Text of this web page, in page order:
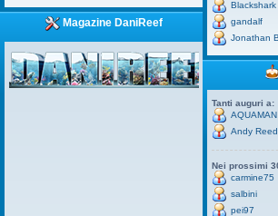
Magazine DaniReef
Blackshark
gandalf
Jonathan
Tanti auguri a:
AQUAMAN
Andy Reed
Nei prossimi
carmine75
salbini
pei97